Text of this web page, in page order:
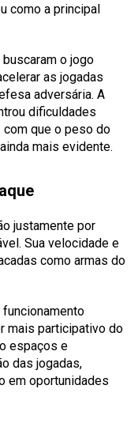
como a principal
o jogo
as jogadas
adversária. A
dificuldades
que o peso do
mais evidente.
justamente por
Sua velocidade e
como armas do
mais participativo do
espaços e
das jogadas,
em oportunidades